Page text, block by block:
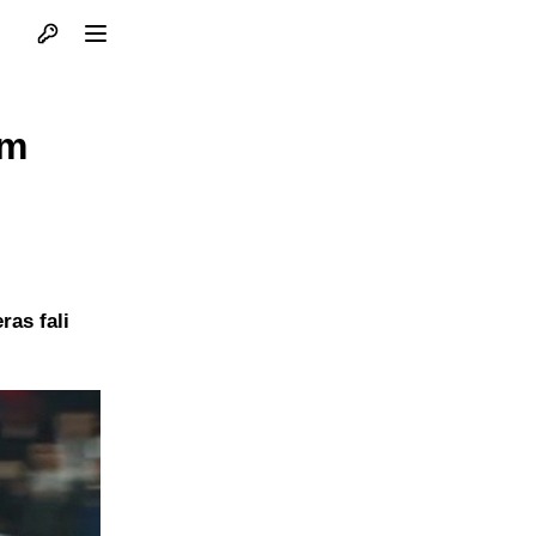
Otvori profil
fali